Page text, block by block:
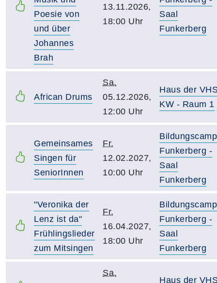
Poesie von
und über
Johannes
Brah
13.11.2026,
18:00 Uhr
Saal
Funkerberg
African Drums
Sa.
05.12.2026,
12:00 Uhr
Haus der
KW - Raum 1
Gemeinsames
Singen für
SeniorInnen
Fr.
12.02.2027,
10:00 Uhr
Funkerberg -
Saal
Funkerberg
"Veronika der
Lenz ist da"
Frühlingslieder
zum Mitsingen
Fr.
16.04.2027,
18:00 Uhr
Funkerberg -
Saal
Funkerberg
Sa.
Haus der